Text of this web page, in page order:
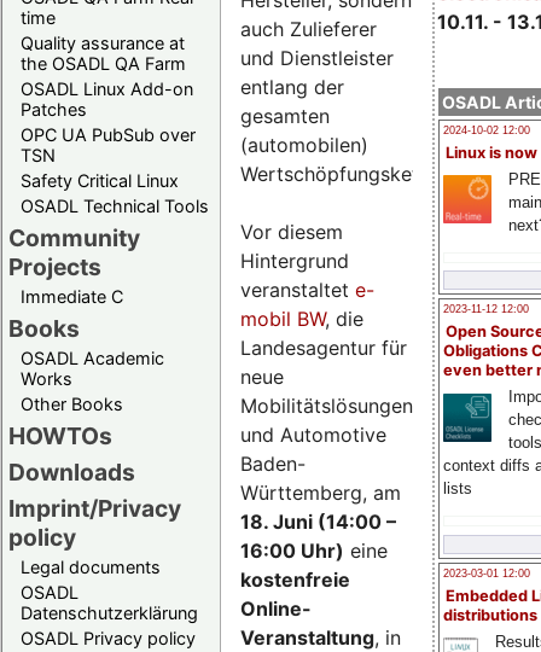
time
Quality assurance at
the OSADL QA Farm
OSADL Linux Add-on
Patches
OPC UA PubSub over
TSN
Safety Critical Linux
OSADL Technical Tools
Community
Projects
Immediate C
Books
OSADL Academic
Works
Other Books
HOWTOs
Downloads
Imprint/Privacy
policy
Legal documents
OSADL
Datenschutzerklärung
OSADL Privacy policy
10.11. -
OSADL
2024-10-02 12:00
Linux is now
2023-11-12 12:00
Open
Obligations
even better
context diffs
lists
2023-03-01 12:00
Embedded
distributions
auch Zulieferer
und Dienstleister
entlang der
gesamten
(automobilen)
Wertschöpfungskette.
Vor diesem
Hintergrund
veranstaltet e-
mobil BW, die
Landesagentur für
neue
Mobilitätslösungen
und Automotive
Baden-
Württemberg, am
18. Juni (14:00 –
16:00 Uhr) eine
kostenfreie
Online-
Veranstaltung, in